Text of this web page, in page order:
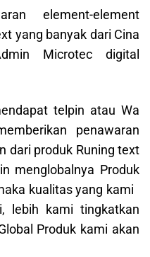
element-element
yang banyak dari Cina
Microtec digital
telpin atau Wa
penawaran
dari produk Runing text
menglobalnya Produk
kualitas yang kami
lebih kami tingkatkan
Produk kami akan